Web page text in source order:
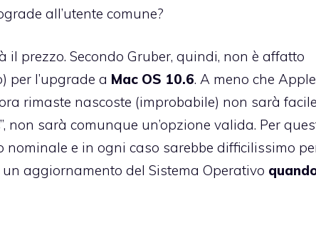
all’utente comune?
prezzo. Secondo Gruber, quindi, non è affatto
per l’upgrade a Mac OS 10.6. A meno che
rimaste nascoste (improbabile) non sarà facile
non sarà comunque un’opzione valida. Per
e in ogni caso sarebbe difficilissimo
aggiornamento del Sistema Operativo